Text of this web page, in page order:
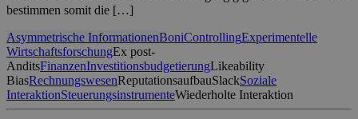
bestimmen somit die […]
Asymmetrische InformationenBoniControllingExperimentelle
WirtschaftsforschungEx post-
AnditsFinanzenInvestitionsbudgetierungLikeability
BiasRechnungswesenReputationsaufbauSlackSoziale
InteraktionSteuerungsinstrumenteWiederholte Interaktion